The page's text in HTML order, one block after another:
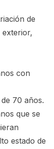
de
exterior,
con
70 años.
que se
estado de